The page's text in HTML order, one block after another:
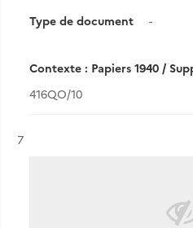
Type de document
-
Contexte : Papiers 1940 /
416QO/10
Résultat n°
7